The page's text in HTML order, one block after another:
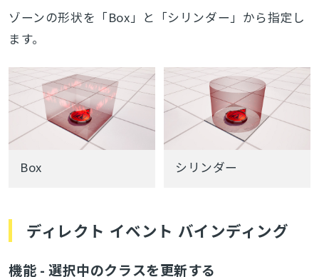
ゾーンの形状を「Box」と「シリンダー」から指定し
ます。
Box シリンダー
ディレクト イベント バインディング
機能 - 選択中のクラスを更新する